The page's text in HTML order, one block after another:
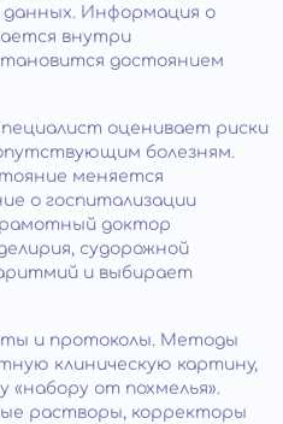
Информация о
внутри
достоянием
оценивает риски
болезням.
меняется
о госпитализации
доктор
судорожной
и выбирает
и протоколы. Методы
клиническую картину,
«набору от похмелья».
растворы, корректоры